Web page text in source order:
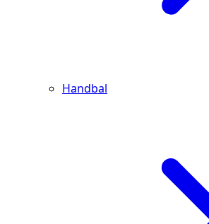
Handbal